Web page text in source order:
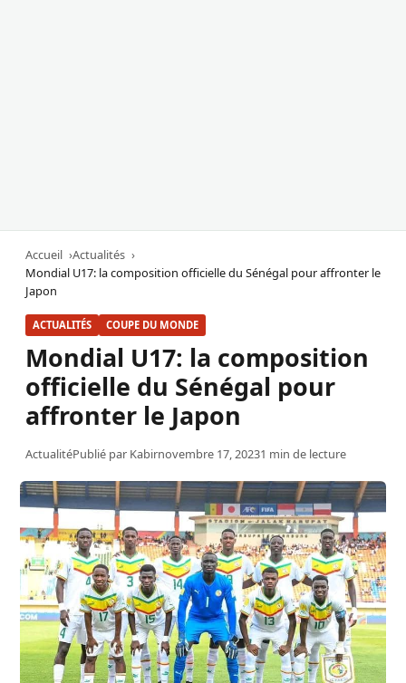
Accueil
Actualités
Mondial U17: la composition officielle du Sénégal pour affronter le
Japon
ACTUALITÉS COUPE DU MONDE
Mondial U17: la composition
officielle du Sénégal pour
affronter le Japon
ActualitéPublié par Kabirnovembre 17, 20231 min de lecture